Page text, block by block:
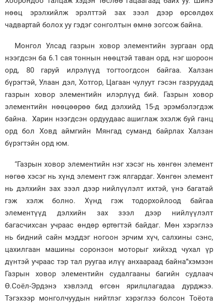
нөөц эрэлхийлж эрэлттэй зах зээл дээр өрсөлдөх
чадвартай болох уу гэдэг сонголтын өмнө зогсож байна.
Монгол Улсад газрын ховор элементийн зургаан орд
нээгдсэн ба 6.1 сая тоннын нөөцтэй таван орд, нэг шороон
орд, 80 гаруй илрэлүүд тогтоогдсон байгаа. Халзан
бүрэгтэй, Улаан дэл, Хотгор, Цагаан чулуут гэсэн газруудад
газрын ховор элементийн илэрлүүд бий. Газрын ховор
элементийн нөөцөөрөө бид дэлхийд 15-д эрэмбэлэгдэж
байна. Харин нээгдсэн ордуудаас ашиглаж эхэлж буй ганц
орд бол Ховд аймгийн Мянгад суманд байрлах Халзан
бүрэгтэйн орд юм.
“Газрын ховор элементийн нэг хэсэг нь хөнгөн элемент
нөгөө хэсэг нь хүнд элемент гэж ялгардаг. Хөнгөн элемент
нь дэлхийн зах зээл дээр нийлүүлэлт ихтэй, үнэ багатай
гэж хэлж болно. Хүнд гэж тодорхойлоод байгаа
элементүүд дэлхийн зах зээл дээр нийлүүлэлт
багасчихсан учраас өндөр өртөгтэй байдаг. Мөн хэрэглээ
нь бидний сайн мэддэг ногоон эрчим хүч, салхины сэнс,
цахилгаан машины соронзон моторыг хийхэд чухал үр
дүнтэй учраас тэр тал руугаа илүү анхаараад байна”хэмээн
Газрын ховор элементийн судалгааны багийн судлаач
Ө.Соёл-Эрдэнэ хэвлэлд өгсөн ярилцлагадаа дурджээ.
Тэгэхээр монголчуудын нийтлэг хэрэглээ болсон Тоёота